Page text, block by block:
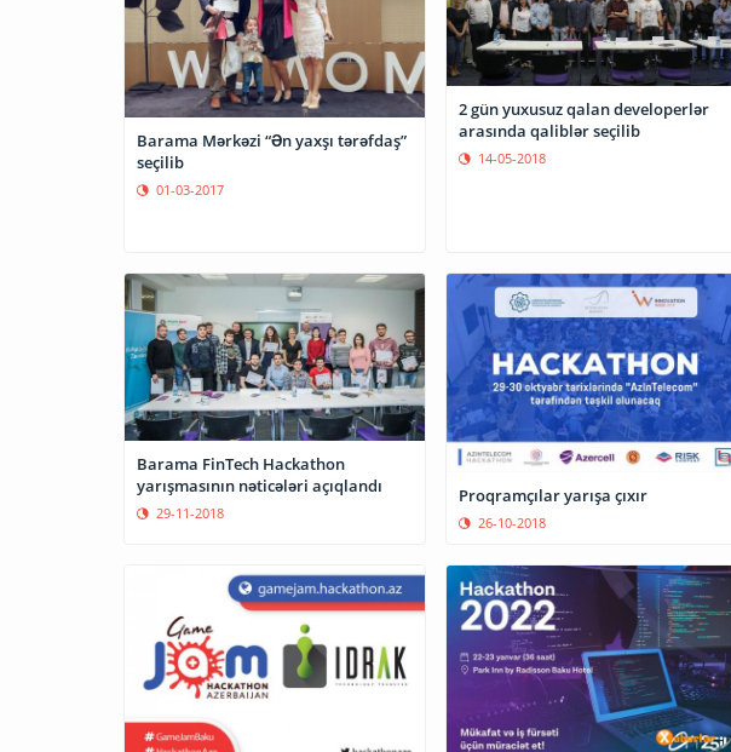
Barama Mərkəzi “Ən yaxşı tərəfdaş”
seçilib
01-03-2017
2 gün yuxusuz qalan developerlər
arasında qaliblər seçilib
14-05-2018
Barama FinTech Hackathon
yarışmasının nəticələri açıqlandı
29-11-2018
Proqramçılar yarışa çıxır
26-10-2018